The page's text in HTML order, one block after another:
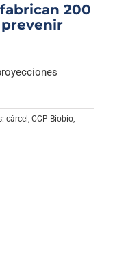
200
prevenir
cárcel CCP Biobío